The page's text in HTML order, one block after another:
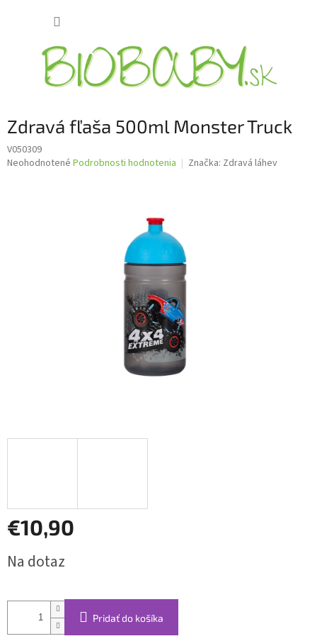
Zdravá fľaša 500ml Monster Truck
V050309
Priemerné
Neohodnotené Podrobnosti hodnotenia Značka: Zdravá láhev
€10,90
cena:
Na dotaz
Pridať do košíka